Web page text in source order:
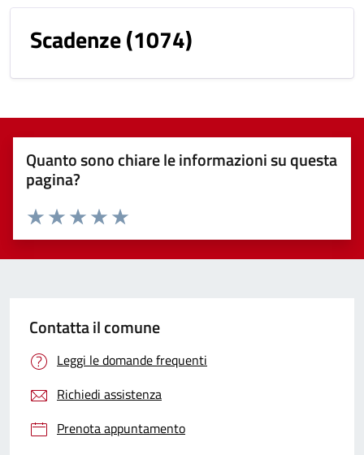
Scadenze(1074)
Quanto sono chiare le informazioni su questa
pagina?
Valuta 5 stelle su 5
Valuta 4 stelle su 5
Valuta 3 stelle su 5
Valuta 2 stelle su 5
Valuta 1 stelle su 5
Contatta il comune
Leggi le domande frequenti
Richiedi assistenza
Prenota appuntamento